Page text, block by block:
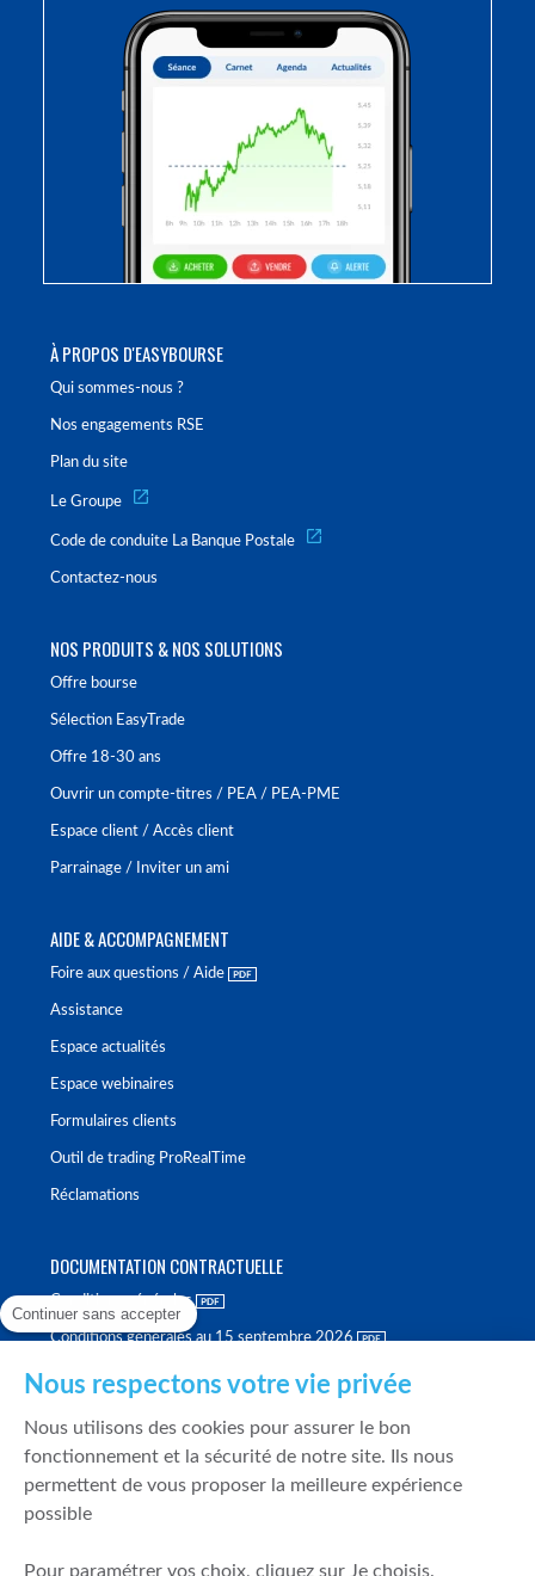
À PROPOS D'EASYBOURSE
Qui sommes-nous ?
Nos engagements RSE
Plan du site
Le Groupe
Code de conduite La Banque Postale
Contactez-nous
NOS PRODUITS & NOS SOLUTIONS
Offre bourse
Sélection EasyTrade
Offre 18-30 ans
Ouvrir un compte-titres / PEA / PEA-PME
Espace client / Accès client
Parrainage / Inviter un ami
AIDE & ACCOMPAGNEMENT
Foire aux questions / Aide
Assistance
Espace actualités
Espace webinaires
Formulaires clients
Outil de trading ProRealTime
Réclamations
DOCUMENTATION CONTRACTUELLE
Conditions générales
Conditions générales au 15 septembre 2026
Politique de meilleure sélection
Politique de durabilité
Fonds de garantie des dépôts et de résolution
Continuer sans accepter
Nous respectons votre vie privée
Nous utilisons des cookies pour assurer le bon
fonctionnement et la sécurité de notre site. Ils nous
permettent de vous proposer la meilleure expérience
possible
Pour paramétrer vos choix, cliquez sur Je choisis.